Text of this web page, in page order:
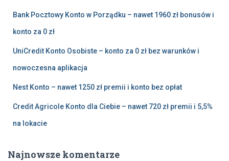
Bank Pocztowy Konto w Porządku – nawet 1960 zł bonusów i
konto za 0 zł
UniCredit Konto Osobiste – konto za 0 zł bez warunków i
nowoczesna aplikacja
Nest Konto – nawet 1250 zł premii i konto bez opłat
Credit Agricole Konto dla Ciebie – nawet 720 zł premii i 5,5%
na lokacie
Najnowsze komentarze